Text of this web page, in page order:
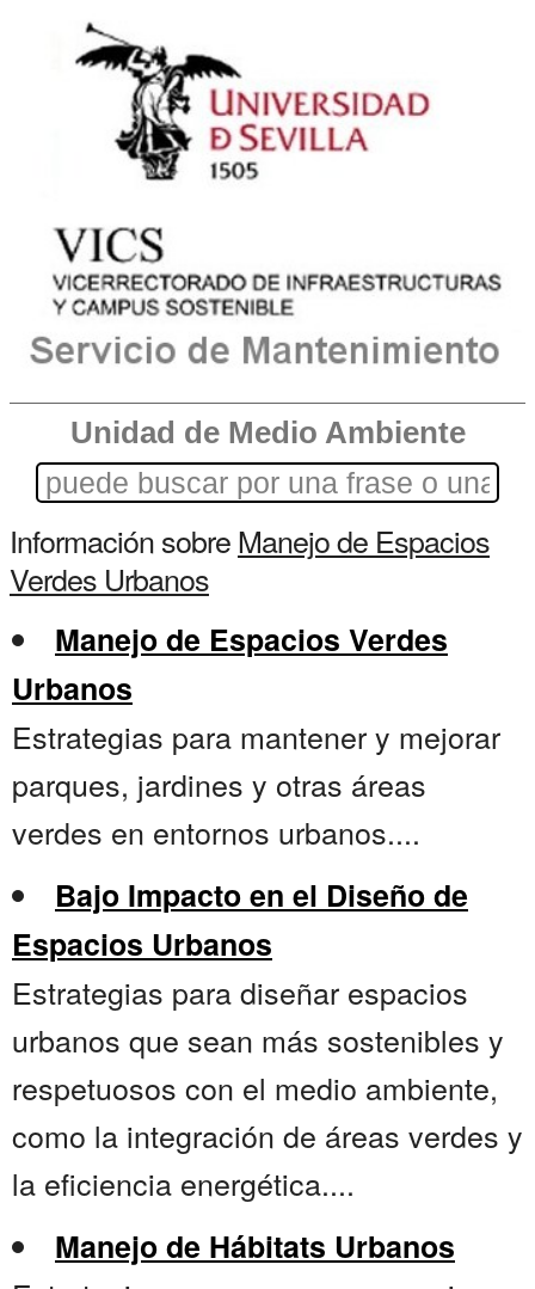
Unidad de Medio Ambiente
Información sobreManejo de Espacios
Verdes Urbanos
Manejo de Espacios Verdes
Urbanos
Estrategias para mantener y mejorar
parques, jardines y otras áreas
verdes en entornos urbanos....
Bajo Impacto en el Diseño de
Espacios Urbanos
Estrategias para diseñar espacios
urbanos que sean más sostenibles y
respetuosos con el medio ambiente,
como la integración de áreas verdes y
la eficiencia energética....
Manejo de Hábitats Urbanos